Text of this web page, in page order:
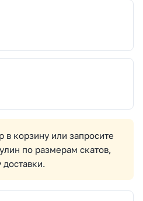
в корзину или запросите
по размерам скатов,